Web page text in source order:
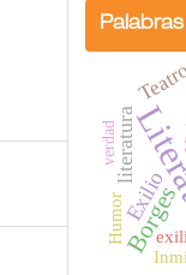
Borges
Exilio
literatura
Humor
verdad